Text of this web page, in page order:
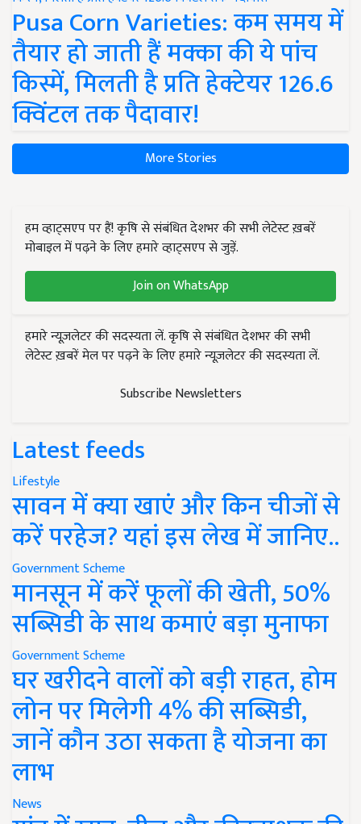
Pusa Corn Varieties: कम समय में
तैयार हो जाती हैं मक्का की ये पांच
किस्में, मिलती है प्रति हेक्टेयर 126.6
क्विंटल तक पैदावार!
More Stories
हम व्हाट्सएप पर हैं! कृषि से संबंधित देशभर की सभी लेटेस्ट ख़बरें
मोबाइल में पढ़ने के लिए हमारे व्हाट्सएप से जुड़ें.
Join on WhatsApp
हमारे न्यूज़लेटर की सदस्यता लें. कृषि से संबंधित देशभर की सभी
लेटेस्ट ख़बरें मेल पर पढ़ने के लिए हमारे न्यूज़लेटर की सदस्यता लें.
Subscribe Newsletters
Latest feeds
Lifestyle
सावन में क्या खाएं और किन चीजों से
करें परहेज? यहां इस लेख में जानिए..
Government Scheme
मानसून में करें फूलों की खेती, 50%
सब्सिडी के साथ कमाएं बड़ा मुनाफा
Government Scheme
घर खरीदने वालों को बड़ी राहत, होम
लोन पर मिलेगी 4% की सब्सिडी,
जानें कौन उठा सकता है योजना का
लाभ
News